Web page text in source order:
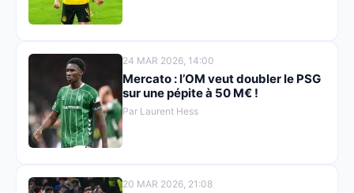
24 MAR 2026, 14:00
Mercato : l’OM veut doubler le PSG
sur une pépite à 50 M€ !
Par Laurent Hess
20 MAR 2026, 21:08